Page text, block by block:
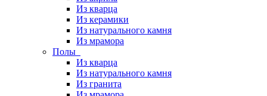
Из кварца
Из керамики
Из натурального камня
Из мрамора
Полы
Из кварца
Из натурального камня
Из гранита